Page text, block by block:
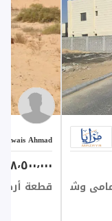
Awais Ahmad
٨٬٥٠٠٬٠٠٠ درهم
قطعة أرض